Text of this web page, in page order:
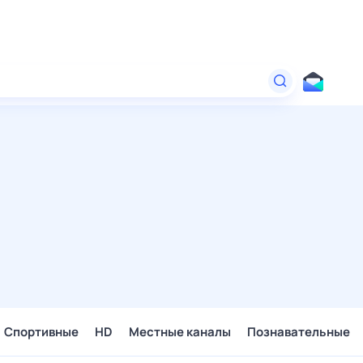
Спортивные HD Местные каналы Познавательные